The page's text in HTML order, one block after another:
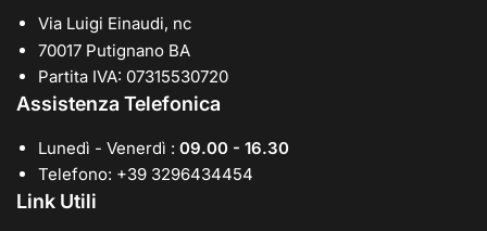
Via Luigi Einaudi, nc
70017 Putignano BA
Partita IVA: 07315530720
Assistenza Telefonica
Lunedì - Venerdì : 09.00 - 16.30
Telefono: +39 3296434454
Link Utili